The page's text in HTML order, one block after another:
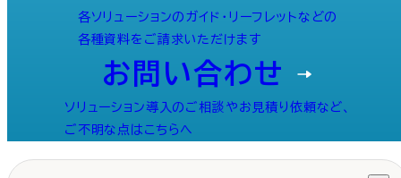
各ソリューションのガイド・リーフレットなどの
各種資料をご請求いただけます
お問い合わせ
ソリューション導入のご相談やお見積り依頼など、
ご不明な点はこちらへ